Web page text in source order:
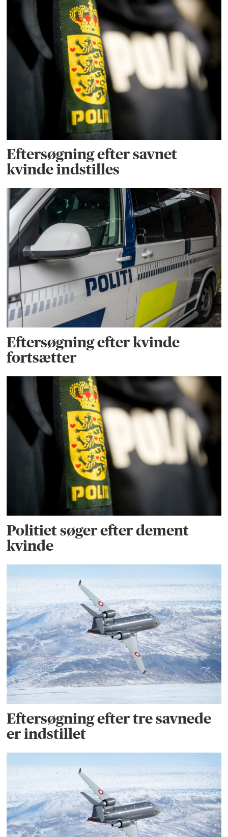
Eftersøgning efter savnet
kvinde indstilles
Eftersøgning efter kvinde
fortsætter
Politiet søger efter dement
kvinde
Eftersøgning efter tre savnede
er indstillet